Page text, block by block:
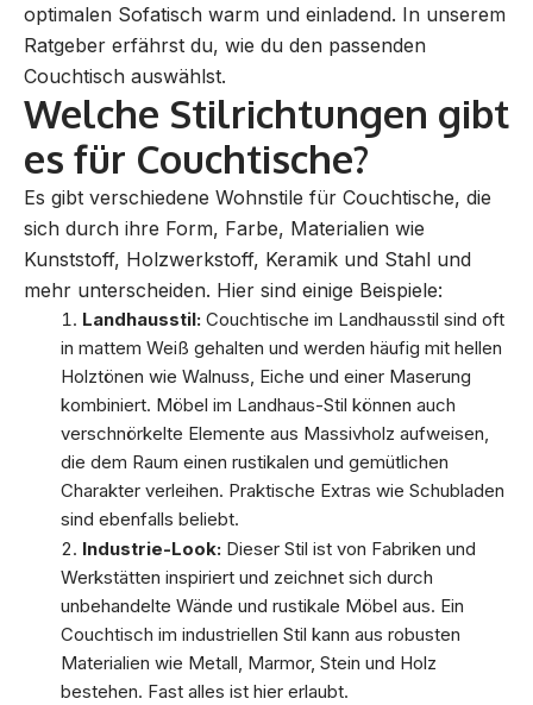
optimalen Sofatisch warm und einladend. In unserem
Ratgeber erfährst du, wie du den passenden
Couchtisch auswählst.
Welche Stilrichtungen gibt
es für Couchtische?
Es gibt verschiedene Wohnstile für Couchtische, die
sich durch ihre Form, Farbe, Materialien wie
Kunststoff, Holzwerkstoff, Keramik und Stahl und
mehr unterscheiden. Hier sind einige Beispiele:
Landhausstil:Couchtische im Landhausstil sind oft
in mattem Weiß gehalten und werden häufig mit hellen
Holztönen wie Walnuss, Eiche und einer Maserung
kombiniert. Möbel im Landhaus-Stil können auch
verschnörkelte Elemente aus Massivholz aufweisen,
die dem Raum einen rustikalen und gemütlichen
Charakter verleihen. Praktische Extras wie Schubladen
sind ebenfalls beliebt.
Industrie-Look:Dieser Stil ist von Fabriken und
Werkstätten inspiriert und zeichnet sich durch
unbehandelte Wände und rustikale Möbel aus. Ein
Couchtisch im industriellen Stil kann aus robusten
Materialien wie Metall, Marmor, Stein und Holz
bestehen. Fast alles ist hier erlaubt.